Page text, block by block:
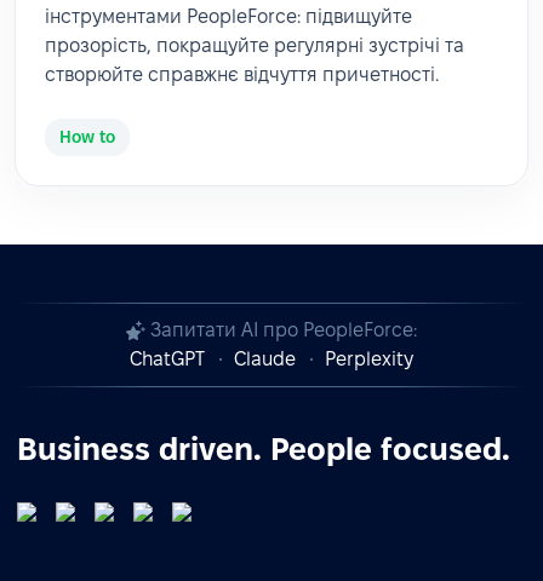
інструментами PeopleForce: підвищуйте
прозорість, покращуйте регулярні зустрічі та
створюйте справжнє відчуття причетності.
How to
Запитати AI про PeopleForce:
ChatGPT
Claude Perplexity
Business driven. People focused.